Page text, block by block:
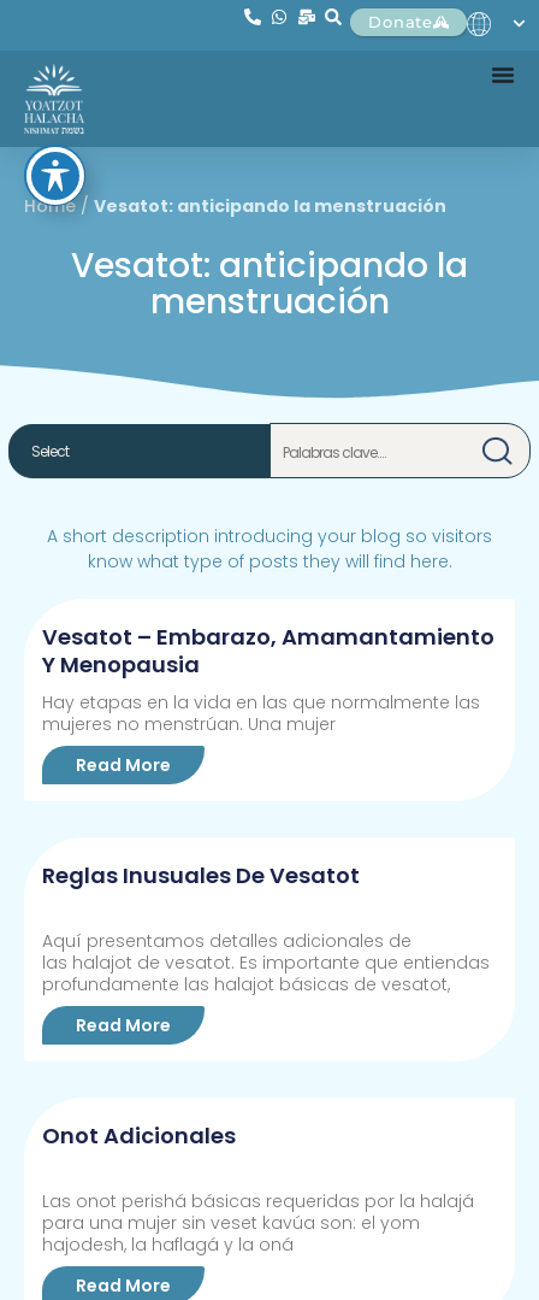
Donate
Home / Vesatot: anticipando la menstruación
Vesatot: anticipando la
menstruación
A short description introducing your blog so visitors
know what type of posts they will find here.
Vesatot – Embarazo, Amamantamiento
Y Menopausia
Hay etapas en la vida en las que normalmente las
mujeres no menstrúan. Una mujer
Read More
Reglas Inusuales De Vesatot
Aquí presentamos detalles adicionales de
las halajot de vesatot. Es importante que entiendas
profundamente las halajot básicas de vesatot,
Read More
Onot Adicionales
Las onot perishá básicas requeridas por la halajá
para una mujer sin veset kavúa son: el yom
hajodesh, la haflagá y la oná
Read More